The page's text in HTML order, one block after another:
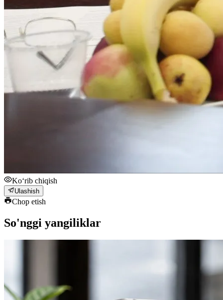
Ko‘rib chiqish
Ulashish
Chop etish
So'nggi yangiliklar